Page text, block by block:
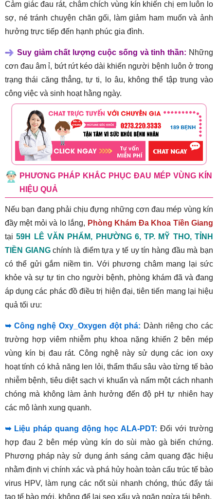
Cảm giác đau rát, châm chích vùng kín khiến chị em luôn lo
sợ, né tránh chuyện chăn gối, làm giảm ham muốn và ảnh
hưởng trực tiếp đến hạnh phúc gia đình.
Suy giảm chất lượng cuộc sống và tinh thần: Những
cơn đau âm ỉ, bứt rứt kéo dài khiến người bệnh luôn ở trong
trạng thái căng thẳng, tự ti, lo âu, không thể tập trung vào
công việc và sinh hoạt hằng ngày.
PHƯƠNG PHÁP KHẮC PHỤC ĐAU MÉP VÙNG KÍN
HIỆU QUẢ
Nếu bạn đang phải chịu đựng những cơn đau mép vùng kín
đầy mệt mỏi và lo lắng, Phòng Khám Đa Khoa Tiền Giang
tại59H LÊ VĂN PHẨM, PHƯỜNG 6, TP. MỸ THO, TỈNH
TIỀN GIANGchính là điểm tựa y tế uy tín hàng đầu mà bạn
có thể gửi gắm niềm tin. Với phương châm mang lại sức
khỏe và sự tự tin cho người bệnh, phòng khám đã và đang
áp dụng các phác đồ điều trị hiện đại, tiên tiến mang lại hiệu
quả tối ưu:
➥ Công nghệ Oxy_Oxygen đột phá: Dành riêng cho các
trường hợp viêm nhiễm phụ khoa nặng khiến 2 bên mép
vùng kín bị đau rát. Công nghệ này sử dụng các ion oxy
hoạt tính có khả năng len lỏi, thẩm thấu sâu vào từng tế bào
nhiễm bệnh, tiêu diệt sạch vi khuẩn và nấm một cách nhanh
chóng mà không làm ảnh hưởng đến độ pH tự nhiên hay
các mô lành xung quanh.
➥ Liệu pháp quang động học ALA-PDT: Đối với trường
hợp đau 2 bên mép vùng kín do sùi mào gà biến chứng.
Phương pháp này sử dụng ánh sáng cảm quang đặc hiệu
nhằm định vị chính xác và phá hủy hoàn toàn cấu trúc tế bào
virus HPV, làm rụng các nốt sùi nhanh chóng, thúc đẩy tái
tạo tế bào mới, không để lại sẹo xấu và ngăn ngừa tái bệnh.